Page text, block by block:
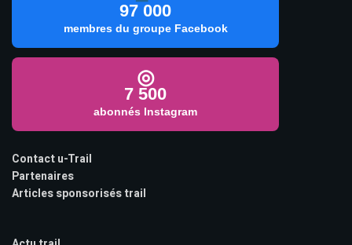
97 000
membres du groupe Facebook
◎
7 500
abonnés Instagram
Contact u-Trail
Partenaires
Articles sponsorisés trail